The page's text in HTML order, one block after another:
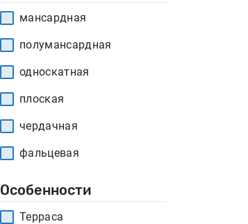
мансардная
полумансардная
односкатная
плоская
чердачная
фальцевая
Особенности
Терраса